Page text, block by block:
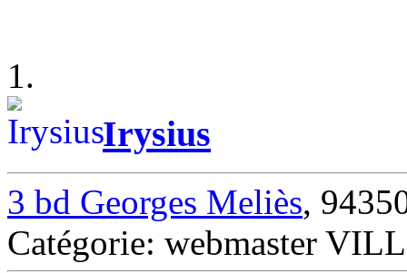
1.
Irysius
3 bd Georges Meliès,
Catégorie: webmaster